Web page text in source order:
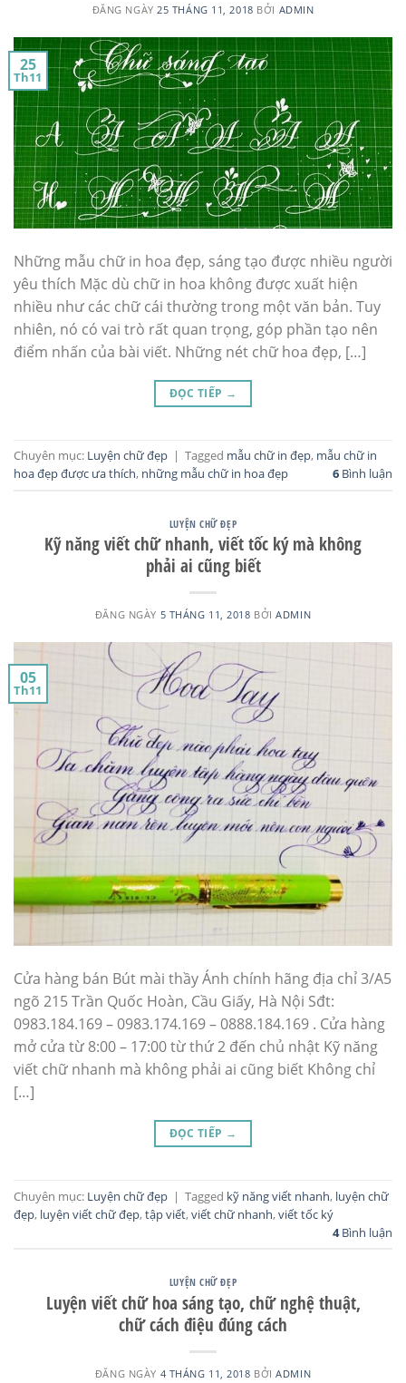
ĐĂNG NGÀY25 THÁNG 11, 2018 BỞI ADMIN
25
Th11
Những mẫu chữ in hoa đẹp, sáng tạo được nhiều người
yêu thích Mặc dù chữ in hoa không được xuất hiện
nhiều như các chữ cái thường trong một văn bản. Tuy
nhiên, nó có vai trò rất quan trọng, góp phần tạo nên
điểm nhấn của bài viết. Những nét chữ hoa đẹp, […]
ĐỌC TIẾP →
Chuyên mục: Luyện chữ đẹp | Tagged mẫu chữ in đẹp, mẫu chữ in
hoa đẹp được ưa thích, những mẫu chữ in hoa đẹp 6 Bình luận
LUYỆN CHỮ ĐẸP
Kỹ năng viết chữ nhanh, viết tốc ký mà không
phải ai cũng biết
ĐĂNG NGÀY 5 THÁNG 11, 2018 BỞIADMIN
05
Th11
Cửa hàng bán Bút mài thầy Ánh chính hãng địa chỉ 3/A5
ngõ 215 Trần Quốc Hoàn, Cầu Giấy, Hà Nội Sđt:
0983.184.169 – 0983.174.169 – 0888.184.169 . Cửa hàng
mở cửa từ 8:00 – 17:00 từ thứ 2 đến chủ nhật Kỹ năng
viết chữ nhanh mà không phải ai cũng biết Không chỉ
[…]
ĐỌC TIẾP →
Chuyên mục: Luyện chữ đẹp | Tagged kỹ năng viết nhanh, luyện chữ
đẹp, luyện viết chữ đẹp,tập viết,viết chữ nhanh,viết tốc ký
4Bình luận
LUYỆN CHỮ ĐẸP
Luyện viết chữ hoa sáng tạo, chữ nghệ thuật,
chữ cách điệu đúng cách
ĐĂNG NGÀY 4 THÁNG 11, 2018 BỞIADMIN